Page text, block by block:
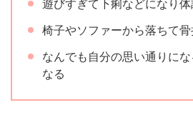
遊びすぎて下痢などになり
椅子やソファーから落ちて
なんでも自分の思い通りに
なる